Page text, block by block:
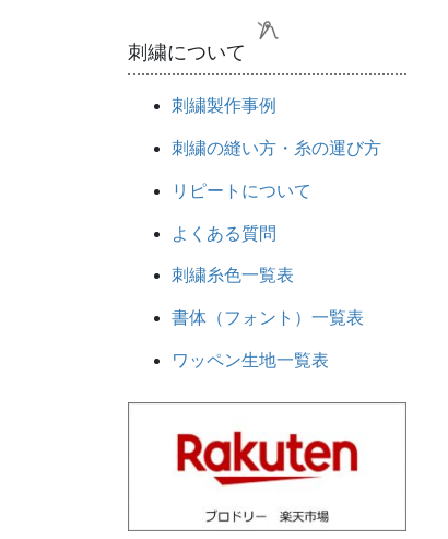
刺繍について
刺繍製作事例
刺繍の縫い方・糸の運び方
リピートについて
よくある質問
刺繍糸色一覧表
書体（フォント）一覧表
ワッペン生地一覧表